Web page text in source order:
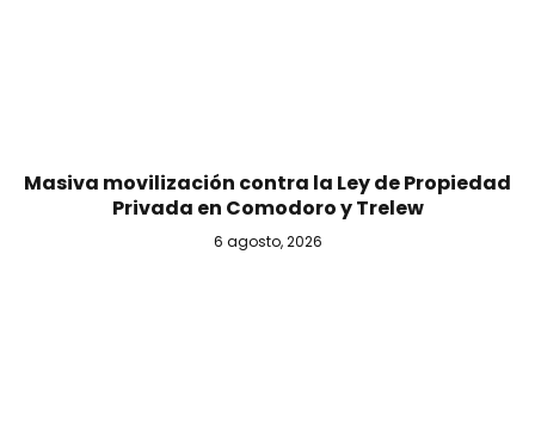
Masiva movilización contra la Ley de Propiedad
Privada en Comodoro y Trelew
6 agosto, 2026